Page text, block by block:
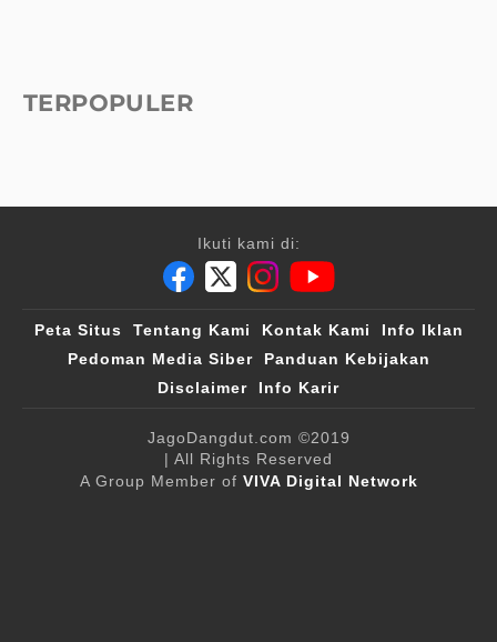
TERPOPULER
Ikuti kami di:
Peta Situs Tentang Kami Kontak Kami
Info Iklan
Pedoman Media Siber
Panduan Kebijakan
Disclaimer
Info Karir
JagoDangdut.com ©2019
| All Rights Reserved
A Group Member of VIVA Digital Network